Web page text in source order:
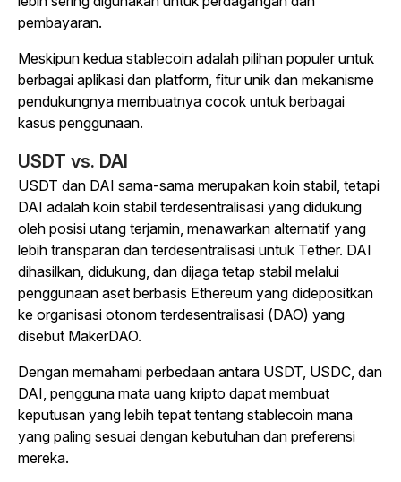
pembayaran.
Meskipun kedua stablecoin adalah pilihan populer untuk
berbagai aplikasi dan platform, fitur unik dan mekanisme
pendukungnya membuatnya cocok untuk berbagai
kasus penggunaan.
USDT vs. DAI
USDT dan DAI sama-sama merupakan koin stabil, tetapi
DAI adalah koin stabil terdesentralisasi yang didukung
oleh posisi utang terjamin, menawarkan alternatif yang
lebih transparan dan terdesentralisasi untuk Tether. DAI
dihasilkan, didukung, dan dijaga tetap stabil melalui
penggunaan aset berbasis Ethereum yang didepositkan
ke organisasi otonom terdesentralisasi (DAO) yang
disebut MakerDAO.
Dengan memahami perbedaan antara USDT, USDC, dan
DAI, pengguna mata uang kripto dapat membuat
keputusan yang lebih tepat tentang stablecoin mana
yang paling sesuai dengan kebutuhan dan preferensi
mereka.